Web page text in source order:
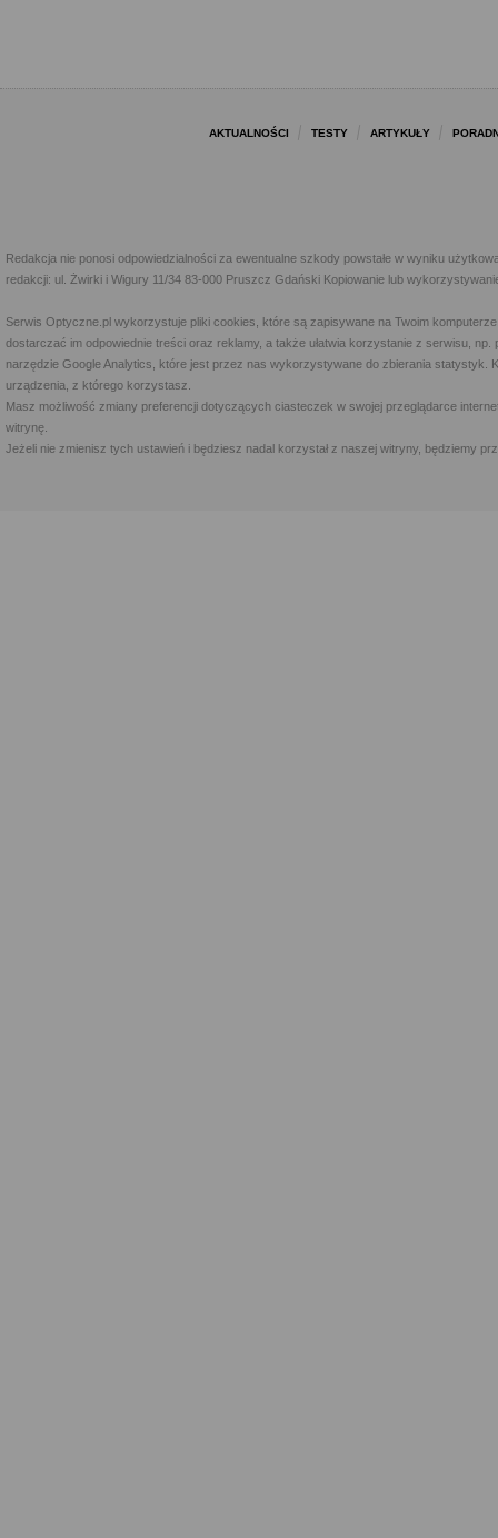
AKTUALNOŚCI TESTY ARTYKUŁY
Redakcja nie ponosi odpowiedzialności za ewentualne szkody powstałe w wyniku
redakcji: ul. Żwirki i Wigury 11/34 83-000 Pruszcz Gdański Kopiowanie lub
Serwis Optyczne.pl wykorzystuje pliki cookies, które są zapisywane na Twoim
dostarczać im odpowiednie treści oraz reklamy, a także ułatwia korzystanie z serwisu,
narzędzie Google Analytics, które jest przez nas wykorzystywane do zbierania statystyk.
urządzenia, z którego korzystasz.
Masz możliwość zmiany preferencji dotyczących ciasteczek w swojej przeglądarce
witrynę.
Jeżeli nie zmienisz tych ustawień i będziesz nadal korzystał z naszej witryny, będziemy